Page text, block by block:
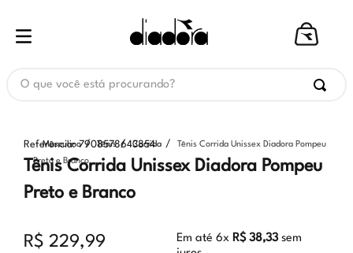
Masculino Tênis Corrida
Tênis Corrida Unissex Diadora Pompeu
Preto e Branco
Referência:7908578643854
Tênis Corrida Unissex Diadora Pompeu
Preto e Branco
R$ 229,99 Em até 6x R$ 38,33sem